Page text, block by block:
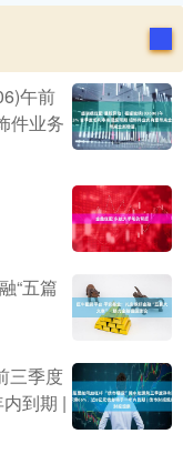
午前
件业务
“五篇
三季度
到期 |